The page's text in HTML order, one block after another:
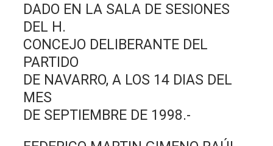
DADO EN LA SALA DE SESIONES
DEL H.
CONCEJO DELIBERANTE DEL
PARTIDO
DE NAVARRO, A LOS 14 DIAS DEL
MES
DE SEPTIEMBRE DE 1998.-